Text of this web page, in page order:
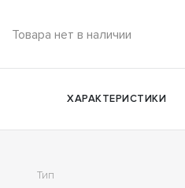
Товара нет в наличии
ХАРАКТЕРИСТИКИ
Тип